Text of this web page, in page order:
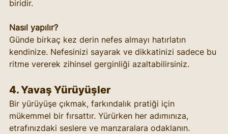
biridir.
Nasıl yapılır?
Günde birkaç kez derin nefes almayı hatırlatın
kendinize. Nefesinizi sayarak ve dikkatinizi sadece bu
ritme vererek zihinsel gerginliği azaltabilirsiniz.
4. Yavaş Yürüyüşler
Bir yürüyüşe çıkmak, farkındalık pratiği için
mükemmel bir fırsattır. Yürürken her adımınıza,
etrafınızdaki seslere ve manzaralara odaklanın.